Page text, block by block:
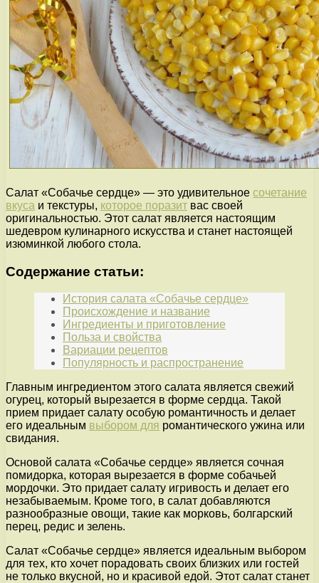
Салат «Собачье сердце» — это удивительное сочетание
вкуса и текстуры, которое поразит вас своей
оригинальностью. Этот салат является настоящим
шедевром кулинарного искусства и станет настоящей
изюминкой любого стола.
Содержание статьи:
История салата «Собачье сердце»
Происхождение и название
Ингредиенты и приготовление
Польза и свойства
Вариации рецептов
Популярность и распространение
Главным ингредиентом этого салата является свежий
огурец, который вырезается в форме сердца. Такой
прием придает салату особую романтичность и делает
его идеальным выбором для романтического ужина или
свидания.
Основой салата «Собачье сердце» является сочная
помидорка, которая вырезается в форме собачьей
мордочки. Это придает салату игривость и делает его
незабываемым. Кроме того, в салат добавляются
разнообразные овощи, такие как морковь, болгарский
перец, редис и зелень.
Салат «Собачье сердце» является идеальным выбором
для тех, кто хочет порадовать своих близких или гостей
не только вкусной, но и красивой едой. Этот салат станет